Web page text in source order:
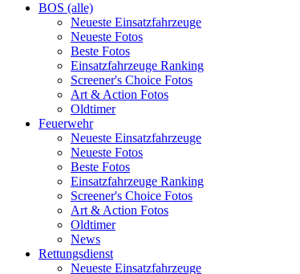
BOS (alle)
Neueste Einsatzfahrzeuge
Neueste Fotos
Beste Fotos
Einsatzfahrzeuge Ranking
Screener's Choice Fotos
Art & Action Fotos
Oldtimer
Feuerwehr
Neueste Einsatzfahrzeuge
Neueste Fotos
Beste Fotos
Einsatzfahrzeuge Ranking
Screener's Choice Fotos
Art & Action Fotos
Oldtimer
News
Rettungsdienst
Neueste Einsatzfahrzeuge